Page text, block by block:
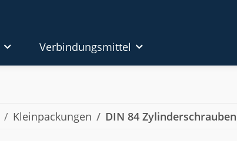
Verbindungsmittel
Kleinpackungen DIN 84